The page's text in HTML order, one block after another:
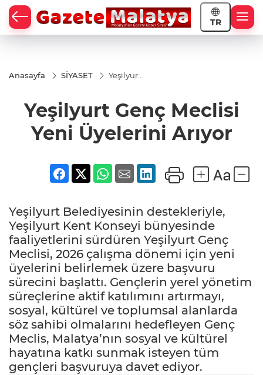
TR
Anasayfa SİYASET
Yeşilyurt
Yeni
Üyelerini
Yeşilyurt Genç Meclisi
Yeni Üyelerini Arıyor
Yeşilyurt Belediyesinin destekleriyle,
Yeşilyurt Kent Konseyi bünyesinde
faaliyetlerini sürdüren Yeşilyurt Genç
Meclisi, 2026 çalışma dönemi için yeni
üyelerini belirlemek üzere başvuru
sürecini başlattı. Gençlerin yerel yönetim
süreçlerine aktif katılımını artırmayı,
sosyal, kültürel ve toplumsal alanlarda
söz sahibi olmalarını hedefleyen Genç
Meclis, Malatya’nın sosyal ve kültürel
hayatına katkı sunmak isteyen tüm
gençleri başvuruya davet ediyor.